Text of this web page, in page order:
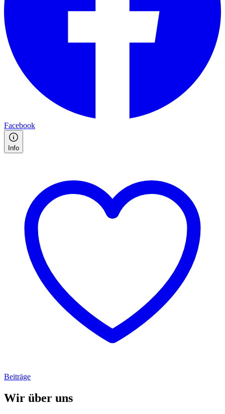
Facebook
Info
Beiträge
Wir über uns